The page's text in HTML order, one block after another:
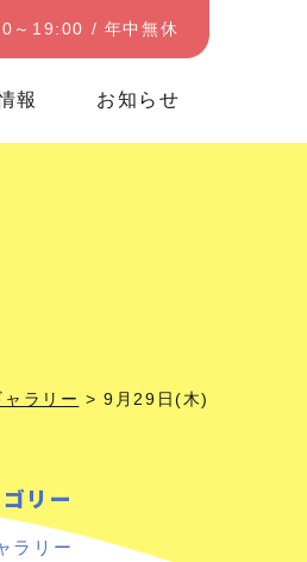
～19:00 / 年中無休
報 お知らせ
ャラリー >9月29日(木)
リー
ラリー